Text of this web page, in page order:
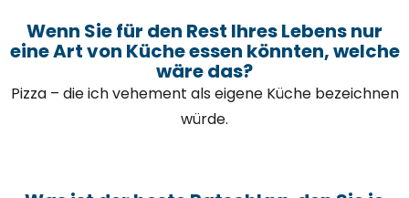
Wenn Sie für den Rest Ihres Lebens nur
eine Art von Küche essen könnten, welche
wäre das?
Pizza – die ich vehement als eigene Küche bezeichnen
würde.